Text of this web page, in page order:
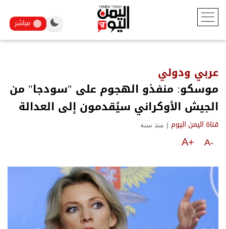
مباشر
عربي ودولي
موسكو: منفذو الهجوم على "سودجا" من
الجيش الأوكراني سيُقدمون إلى العدالة
قناة اليمن اليوم | منذ سنة
A-
A+